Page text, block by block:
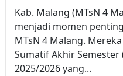
Kab. Malang (MTsN 4
menjadi momen
MTsN 4 Malang.
Sumatif Akhir Semester
2025/2026 yang...